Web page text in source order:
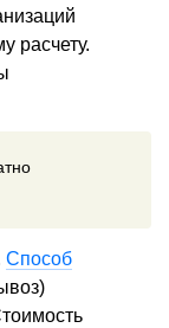
расчету.
Способ